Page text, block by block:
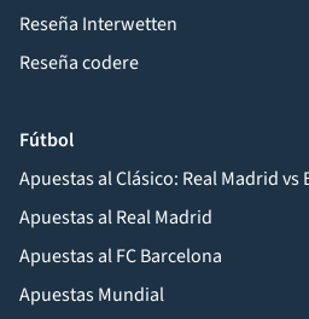
Reseña Interwetten
Reseña codere
Fútbol
Apuestas al Clásico: Real Madrid vs
Apuestas al Real Madrid
Apuestas al FC Barcelona
Apuestas Mundial